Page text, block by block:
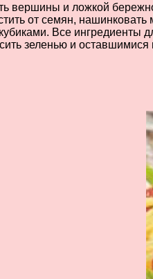
и ложкой
от семян,
Все ингредиенты
зеленью и оставшимися